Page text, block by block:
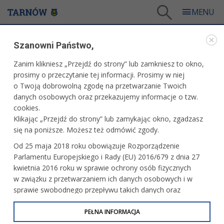
"Women" - wystawa fotografii Miltona H. Greene
WARTO ZOBACZYĆ
"WOMEN" - WYSTAWA FOTOGRAFII MILTONA H.
GREENE
07.09.2018, 09:52 fot. Artur Gawle
Szanowni Państwo,
Zanim klikniesz „Przejdź do strony” lub zamkniesz to okno,
prosimy o przeczytanie tej informacji. Prosimy w niej
o Twoją dobrowolną zgodę na przetwarzanie Twoich
danych osobowych oraz przekazujemy informacje o tzw.
cookies.
Klikając „Przejdź do strony” lub zamykając okno, zgadzasz
się na poniższe. Możesz też odmówić zgody.
Od 25 maja 2018 roku obowiązuje Rozporządzenie
Parlamentu Europejskiego i Rady (EU) 2016/679 z dnia 27
kwietnia 2016 roku w sprawie ochrony osób fizycznych
w związku z przetwarzaniem ich danych osobowych i w
sprawie swobodnego przepływu takich danych oraz
uchylenia dyrektywy 95/46/WE (określane jako RODO, GDPR
lub Ogólne Rozporządzenie o Ochronie Danych
PEŁNA INFORMACJA